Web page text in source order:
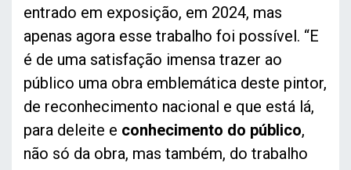
entrado em exposição, em 2024, mas
apenas agora esse trabalho foi possível. “E
é de uma satisfação imensa trazer ao
público uma obra emblemática deste pintor,
de reconhecimento nacional e que está lá,
para deleite e conhecimento do público,
não só da obra, mas também, do trabalho